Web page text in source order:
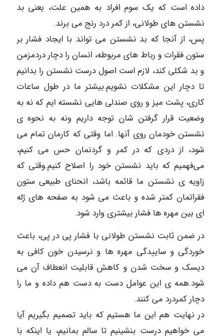
داده است که یک سوم افراد به همین علت، یعنی بد
نشستن های طولانی، از کمر درد رنج می برند.
پس، از آنجا که بد نشستن می تواند با ایجاد فشار بر
ستون فقرات و رباط‌ های مربوطه، انسان را دچار دردمزمن
و بد شکلی کند، لازم است اصول درست نشستن را بدانیم
تا دچار این مشکلات نشویم.بیشتر ما در طول ساعات
کاری، پشت میز و روی صندلی هایی نشسته ایم که نه به
وضعیت قرار گرفتن شان توجه داریم ونه به نحوه ی
نشستن خودمان روی آنها. اما وقتی که کارمان تمام می
شود، از دردی که در کمر و گردنمان حس می کنیم،
می‌فهمیم که باید نشستن خود را اصلاح کنیم.وقتی که
زاویه ی نشستن ما قائمه باشد، انحنای طبیعی ستون
فقراتمان کمتر شده و باعث می‌ شود به صفحه های ژله
ای بین مهره ها فشار بیشتری وارد شود.
در ضمن ثابت نشستن طولانی با فشار پی در پی، باعث
خوردگی و ساییدگی مهره ها و نرسیدن خون کافی به
دیسک و سخت شدن و کاهش قابلیت انعطاف آن می
شود.همه ی این عوامل دست به دست هم داده و ما را
دچار کمردرد می کنند.
در نهایت هم این ما هستیم که باید تصمیم بگیریم آیا
می ‌خواهیم درست بنشینیم تا سالم بمانیم، یا اینکه با